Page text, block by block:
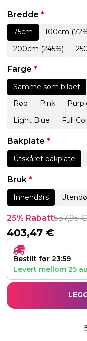
Bredde *
75cm 100cm
200cm (245%)
Farge *
Samme som bildet
Rød
Pink
Light Blue
Full
Bakplate *
Utskåret bakplate
Bruk *
Innendørs
25% Rabatt537,95€
403,47 €
Bestilt før 23:59
Levert mellom 25